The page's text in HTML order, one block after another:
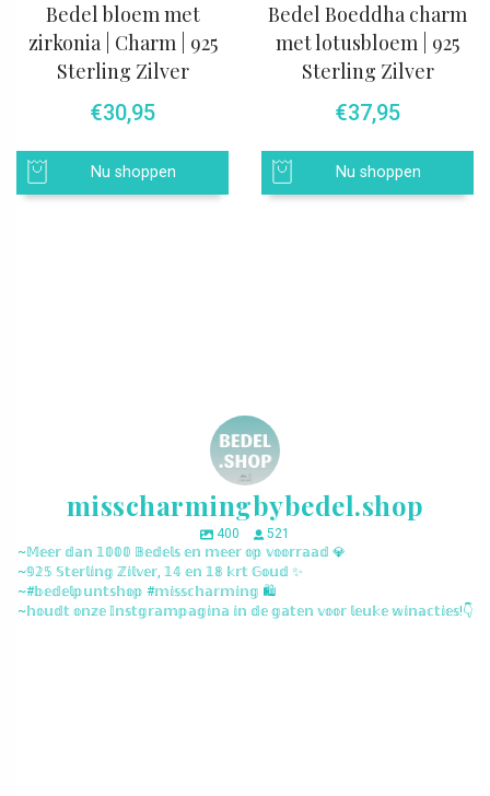
Bedel bloem met
zirkonia | Charm | 925
Sterling Zilver
€30,95
Nu shoppen
Bedel Boeddha charm
met lotusbloem | 925
Sterling Zilver
€37,95
Nu shoppen
misscharmingbybedel.shop
400
521
~𝕄𝕖𝕖𝕣 𝕕𝕒𝕟 𝟙𝟘𝟘𝟘 𝔹𝕖𝕕𝕖𝕝𝕤 𝕖𝕟 𝕞𝕖𝕖𝕣 𝕠𝕡 𝕧𝕠𝕠𝕣𝕣𝕒𝕒𝕕 💎
~𝟡𝟚𝟝 𝕊𝕥𝕖𝕣𝕝𝕚𝕟𝕘 ℤ𝕚𝕝𝕧𝕖𝕣, 𝟙𝟜 𝕖𝕟 𝟙𝟠 𝕜𝕣𝕥 𝔾𝕠𝕦𝕕 ✨
~#𝕓𝕖𝕕𝕖𝕝𝕡𝕦𝕟𝕥𝕤𝕙𝕠𝕡 #𝕞𝕚𝕤𝕤𝕔𝕙𝕒𝕣𝕞𝕚𝕟𝕘 🛍️
~𝕙𝕠𝕦𝕕𝕥 𝕠𝕟𝕫𝕖 𝕀𝕟𝕤𝕥𝕘𝕣𝕒𝕞𝕡𝕒𝕘𝕚𝕟𝕒 𝕚𝕟 𝕕𝕖 𝕘𝕒𝕥𝕖𝕟 𝕧𝕠𝕠𝕣 𝕝𝕖𝕦𝕜𝕖 𝕨𝕚𝕟𝕒𝕔𝕥𝕚𝕖𝕤!👇